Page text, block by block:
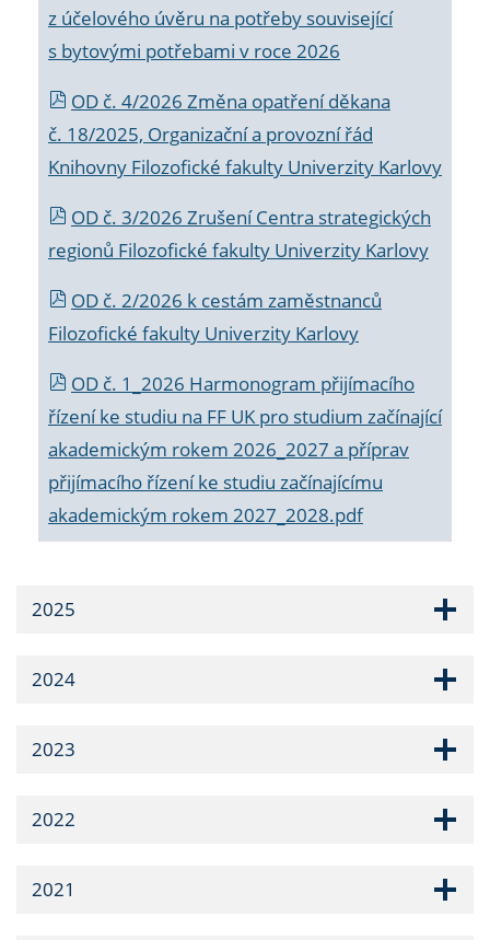
z účelového úvěru na potřeby související
s bytovými potřebami v roce 2026
OD č. 4/2026 Změna opatření děkana
č. 18/2025, Organizační a provozní řád
Knihovny Filozofické fakulty Univerzity Karlovy
OD č. 3/2026 Zrušení Centra strategických
regionů Filozofické fakulty Univerzity Karlovy
OD č. 2/2026 k cestám zaměstnanců
Filozofické fakulty Univerzity Karlovy
OD č. 1_2026 Harmonogram přijímacího
řízení ke studiu na FF UK pro studium začínající
akademickým rokem 2026_2027 a příprav
přijímacího řízení ke studiu začínajícímu
akademickým rokem 2027_2028.pdf
2025
2024
2023
2022
2021